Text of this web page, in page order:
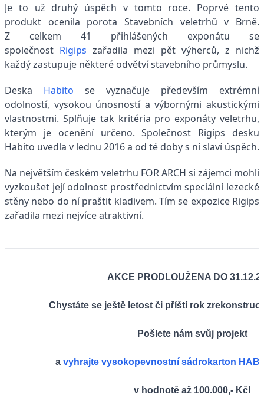
Je to už druhý úspěch v tomto roce. Poprvé tento
produkt ocenila porota Stavebních veletrhů v Brně.
Z celkem 41 přihlášených exponátu se
společnost Rigips zařadila mezi pět výherců, z nichž
každý zastupuje některé odvětví stavebního průmyslu.
Deska Habito se vyznačuje především extrémní
odolností, vysokou únosností a výbornými akustickými
vlastnostmi. Splňuje tak kritéria pro exponáty veletrhu,
kterým je ocenění určeno. Společnost Rigips desku
Habito uvedla v lednu 2016 a od té doby s ní slaví úspěch.
Na největším českém veletrhu FOR ARCH si zájemci mohli
vyzkoušet její odolnost prostřednictvím speciální lezecké
stěny nebo do ní praštit kladivem. Tím se expozice Rigips
zařadila mezi nejvíce atraktivní.
AKCE PRODLOUŽENA DO
Chystáte se ještě letost či příští rok
Pošlete nám svůj projekt
a vyhrajte vysokopevnostní sádrokarton
v hodnotě až 100.000,- Kč!